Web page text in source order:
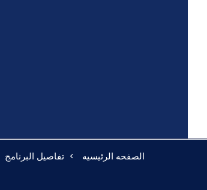
الصفحه الرئيسيه تفاصيل البرنامج